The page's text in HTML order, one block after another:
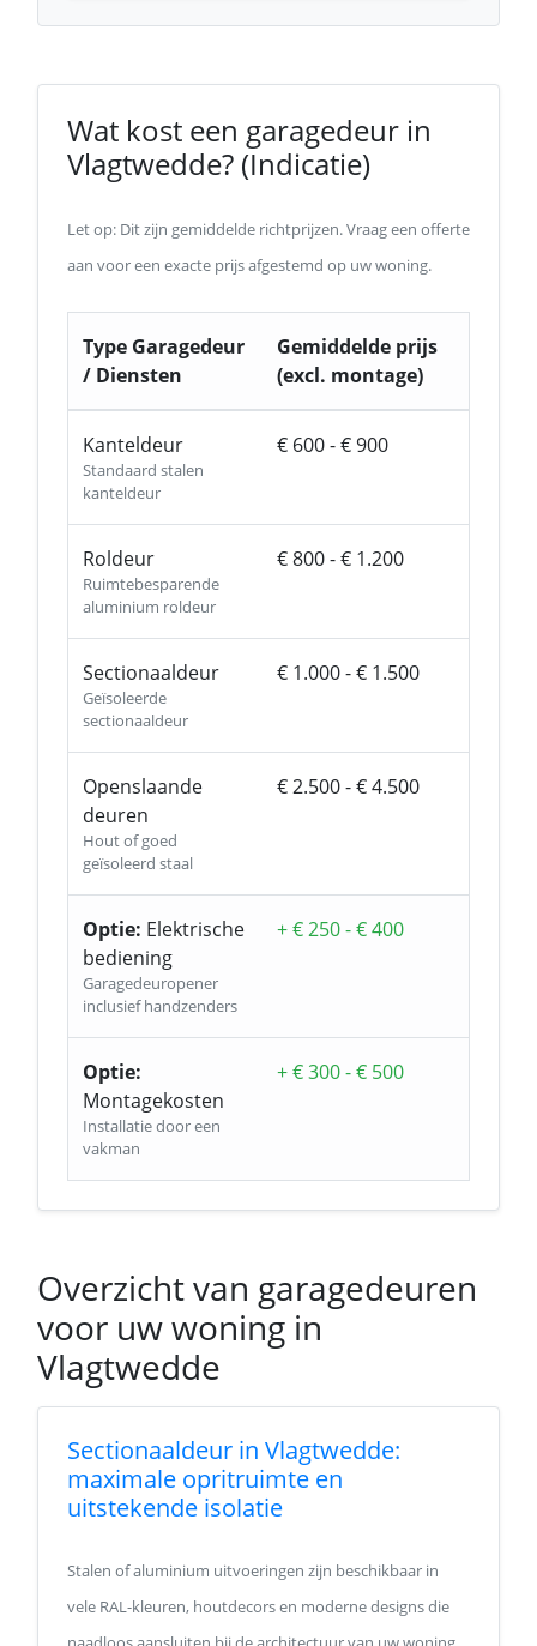
Wat kost een garagedeur in
Vlagtwedde? (Indicatie)
Let op: Dit zijn gemiddelde richtprijzen. Vraag een offerte
aan voor een exacte prijs afgestemd op uw woning.
Type Garagedeur
/ Diensten
Gemiddelde prijs
(excl. montage)
Kanteldeur
Standaard stalen
kanteldeur
€ 600 - € 900
Roldeur
Ruimtebesparende
aluminium roldeur
€ 800 - € 1.200
Sectionaaldeur
Geïsoleerde
sectionaaldeur
€ 1.000 - € 1.500
Openslaande
deuren
Hout of goed
geïsoleerd staal
€ 2.500 - € 4.500
Optie: Elektrische
bediening
Garagedeuropener
inclusief handzenders
+ € 250 - € 400
Optie:
Montagekosten
Installatie door een
vakman
+ € 300 - € 500
Overzicht van garagedeuren
voor uw woning in
Vlagtwedde
Sectionaaldeur in Vlagtwedde:
maximale opritruimte en
uitstekende isolatie
Stalen of aluminium uitvoeringen zijn beschikbaar in
vele RAL-kleuren, houtdecors en moderne designs die